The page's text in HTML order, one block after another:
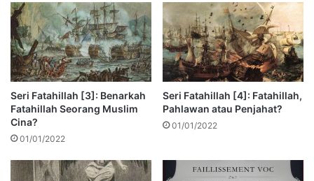
Seri Fatahillah [3]: Benarkah
Fatahillah Seorang Muslim
Cina?
01/01/2022
Seri Fatahillah [4]: Fatahillah,
Pahlawan atau Penjahat?
01/01/2022